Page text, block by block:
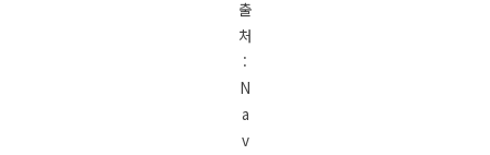
출
처
:
N
a
v